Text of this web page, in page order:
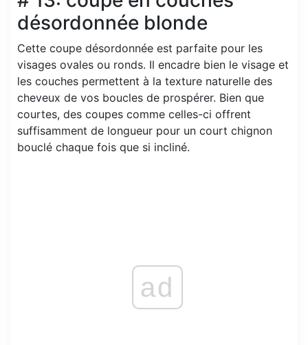
désordonnée blonde
Cette coupe désordonnée est parfaite pour les
visages ovales ou ronds. Il encadre bien le visage et
les couches permettent à la texture naturelle des
cheveux de vos boucles de prospérer. Bien que
courtes, des coupes comme celles-ci offrent
suffisamment de longueur pour un court chignon
bouclé chaque fois que si incliné.
ad